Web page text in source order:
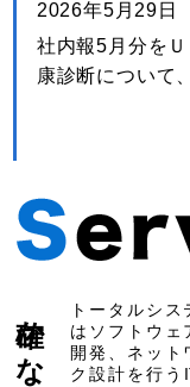
2026年5月29日
社内報5月分を
康診断について
確かな開発力
トータルシス
はソフトウェ
開発、ネット
ク設計を行う